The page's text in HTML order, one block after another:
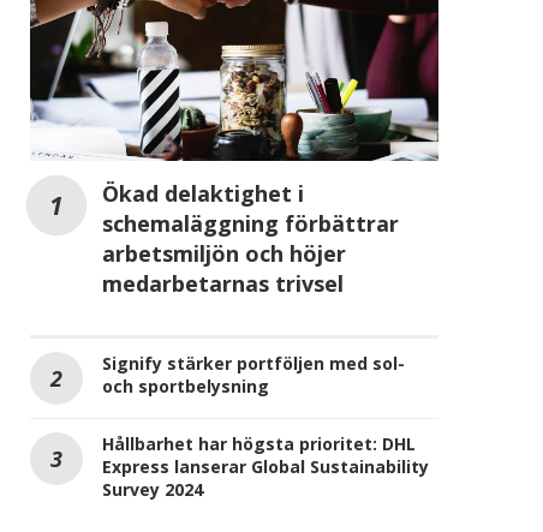
Ökad delaktighet i
schemaläggning förbättrar
arbetsmiljön och höjer
medarbetarnas trivsel
Signify stärker portföljen med sol-
och sportbelysning
Hållbarhet har högsta prioritet: DHL
Express lanserar Global Sustainability
Survey 2024